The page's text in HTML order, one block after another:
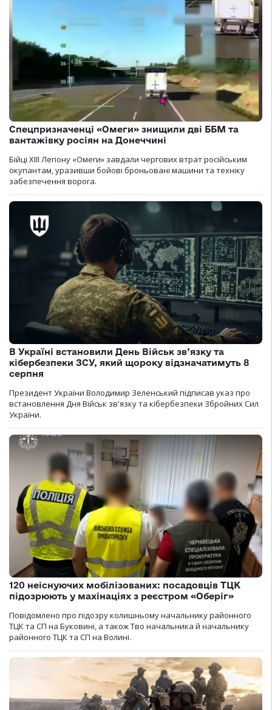
Спецпризначенці «Омеги» знищили дві ББМ та
вантажівку росіян на Донеччині
Бійці ХІІІ Легіону «Омеги» завдали чергових втрат російським
окупантам, уразивши бойові броньовані машини та техніку
забезпечення ворога.
В Україні встановили День Військ зв’язку та
кібербезпеки ЗСУ, який щороку відзначатимуть 8
серпня
Президент України Володимир Зеленський підписав указ про
встановлення Дня Військ зв'язку та кібербезпеки Збройних Сил
України.
120 неіснуючих мобілізованих: посадовців ТЦК
підозрюють у махінаціях з реєстром «Оберіг»
Повідомлено про підозру колишньому начальнику районного
ТЦК та СП на Буковині, а також Тво начальника й начальнику
районного ТЦК та СП на Волині.